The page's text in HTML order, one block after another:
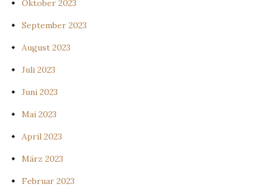
Oktober 2023
September 2023
August 2023
Juli 2023
Juni 2023
Mai 2023
April 2023
März 2023
Februar 2023